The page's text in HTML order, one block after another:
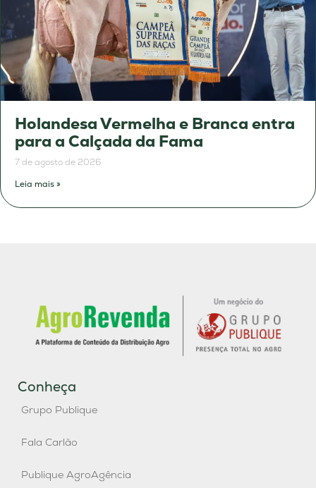
Holandesa Vermelha e Branca entra
para a Calçada da Fama
7 de agosto de 2026
Leia mais »
Conheça
Grupo Publique
Fala Carlão
Publique AgroAgência